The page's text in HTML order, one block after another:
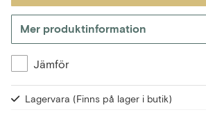
Gå till kassan
Mer produktinformation
Jämför
Lagervara (Finns på lager i butik)